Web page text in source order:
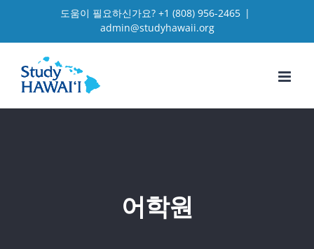
도움이 필요하신가요? +1 (808) 956-2465 |
admin@studyhawaii.org
어학원